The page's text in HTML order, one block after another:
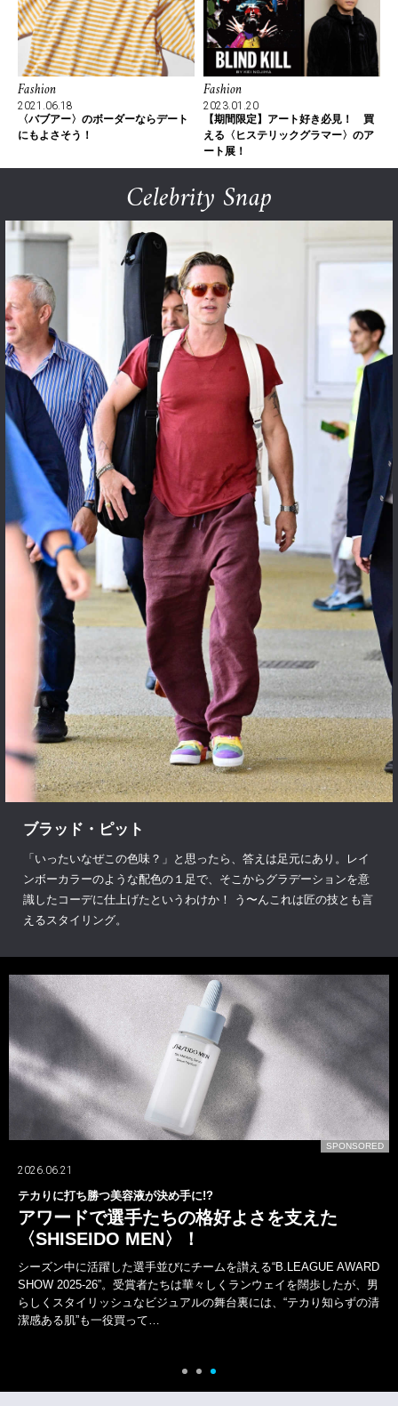
Fashion
2021.06.18
〈バブアー〉のボーダーならデート
にもよさそう！
Fashion
2023.01.20
【期間限定】アート好き必見！ 買
える〈ヒステリックグラマー〉のア
ート展！
Celebrity Snap
ブラッド・ピット
「いったいなぜこの色味？」と思ったら、答えは足元にあり。レイ
ンボーカラーのような配色の１足で、そこからグラデーションを意
識したコーデに仕上げたというわけか！ う〜んこれは匠の技とも言
えるスタイリング。
よさを支えた
讃える“B.LEAGUE AWARD
ランウェイを闊歩したが、男
裏には、“テカり知らずの清
山下智久が〈ブルガリ〉の新しいオクト
一面では語れない多彩な表
山下智久は、デビューから今年活動30周
きた軌跡は、けっして平坦ではなかった
の活動など常に新たな道を自ら切り拓い
ガリ〉の“オクト フィニッシモ”がある。